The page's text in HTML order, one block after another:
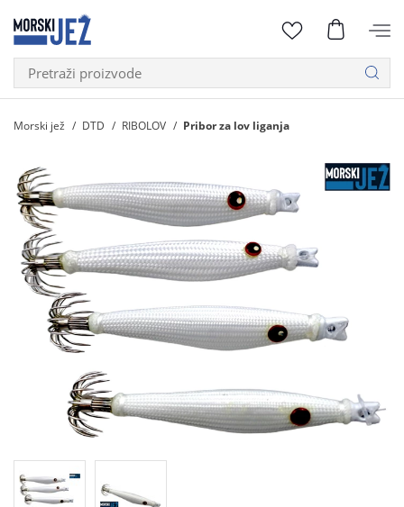
Morski jež DTD RIBOLOV Pribor za lov liganja